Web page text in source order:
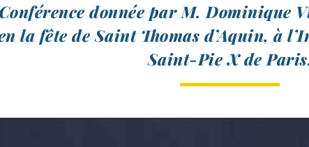
Conférence don­née par M. Dominique
la fête de Saint Thomas d’Aquin, à
Saint-​Pie X de